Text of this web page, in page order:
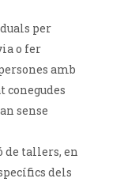
per
o fer
amb
conegudes
sense
tallers, en
dels